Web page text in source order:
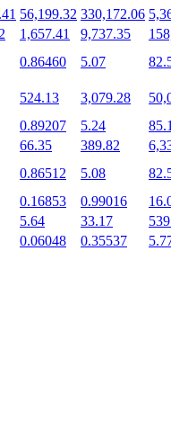
นจาก Crypto
56,199.32 330,172.06
1,657.41 9,737.35
0.86460 5.07
524.13 3,079.28
0.89207 5.24
66.35 389.82
0.86512 5.08
0.16853 0.99016
5.64 33.17
0.06048 0.35537